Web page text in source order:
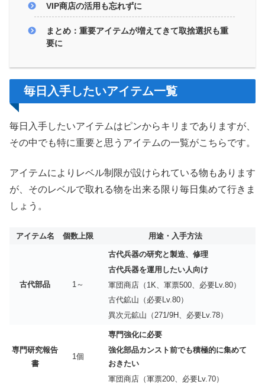
VIP商店の活用も忘れずに
まとめ：重要アイテムが増えてきて取捨選択も重
要に
毎日入手したいアイテム一覧
毎日入手したいアイテムはピンからキリまでありますが、
その中でも特に重要と思うアイテムの一覧がこちらです。
アイテムによりレベル制限が設けられている物もあります
が、そのレベルで取れる物を出来る限り毎日集めて行きま
しょう。
アイテム名 個数上限 用途・入手方法
古代部品 1～
古代兵器の研究と製造、修理
古代兵器を運用したい人向け
軍団商店（1K、軍票500、必要Lv.80）
古代鉱山（必要Lv.80）
異次元鉱山（271/9H、必要Lv.78）
専門研究報告
書
1個
専門強化に必要
強化部品カンスト前でも積極的に集めて
おきたい
軍団商店（軍票200、必要Lv.70）